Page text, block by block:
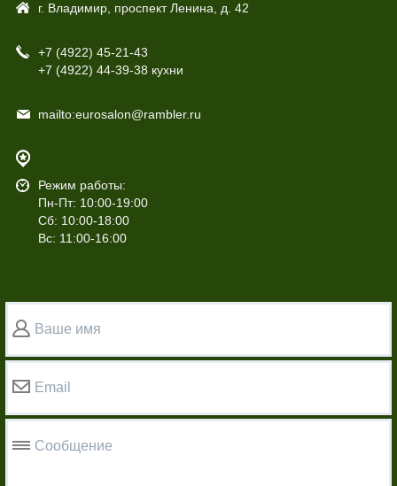
г. Владимир, проспект Ленина, д. 42
+7 (4922) 45-21-43
+7 (4922) 44-39-38 кухни
mailto:eurosalon@rambler.ru
Режим работы:
Пн-Пт: 10:00-19:00
Сб: 10:00-18:00
Вс: 11:00-16:00
Ваше имя
Email
Сообщение